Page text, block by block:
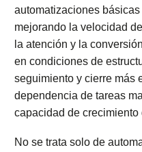
automatizaciones
mejorando la velocidad
la atención y la
en condiciones de
seguimiento y cierre más
dependencia de tareas
capacidad de crecimiento
No se trata solo de